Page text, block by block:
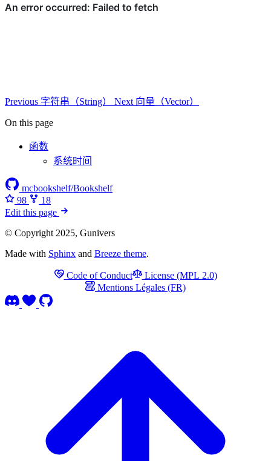
Previous 字符串（String） Next 向量（Vector）
On this page
函数
系统时间
mcbookshelf/Bookshelf
98
18
Edit this page
© Copyright 2025, Gunivers
Made with Sphinx and Breeze theme.
Code of Conduct
License (MPL 2.0)
Mentions Légales (FR)